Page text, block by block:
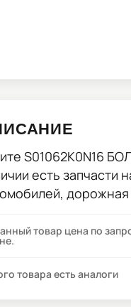
S01062K0N16
есть запчасти
дорожная
товар цена по
товара есть аналоги